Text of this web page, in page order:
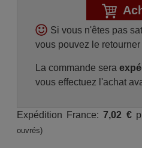
Si vous n'êtes pas
vous pouvez le retourner
La commande sera
vous effectuez l'achat
Expédition France:7,02 €
ouvrés)